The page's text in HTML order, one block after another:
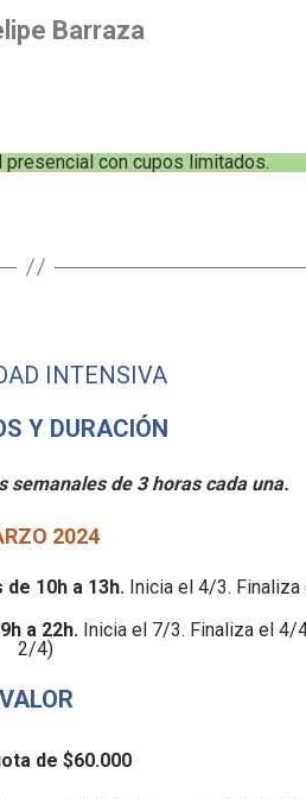
Barraza
presencial con cupos limitados.
INTENSIVA
Y DURACIÓN
semanales de 3 horas cada una.
2024
10h a 13h. Inicia el 4/3.
a 22h. Inicia el 7/3. Finaliza el 4/
2/4)
VALOR
de $60.000